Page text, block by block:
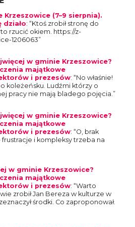
Krzeszowice (7–9 sierpnia).
działo: “Ktoś zrobił stronę do
rzucić okiem. https://z-
1206063”
w gminie Krzeszowice?
majątkowe
i prezesów: “No właśnie!
koleżeńsku. Ludźmi którzy o
pracy nie mają bladego pojęcia. ”
w gminie Krzeszowice?
majątkowe
i prezesów: “O, brak
i kompleksy trzeba na
w gminie Krzeszowice?
majątkowe
i prezesów: “Warto
zrobił Jan Bereza w kulturze w
środki. Co zaproponował.